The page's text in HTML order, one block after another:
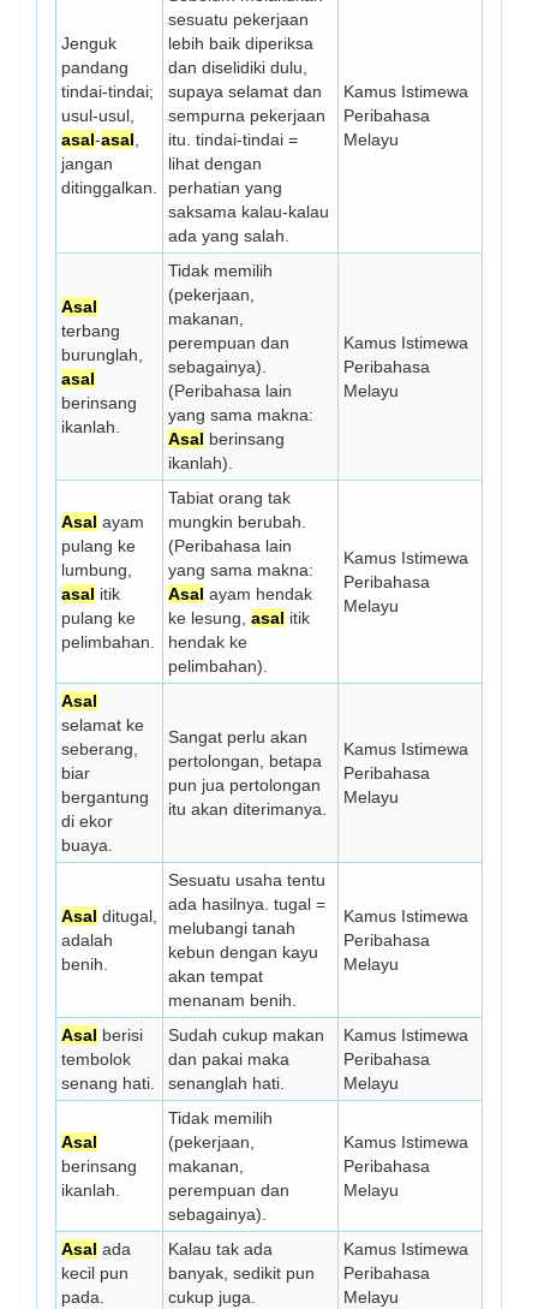
Jenguk
pandang
tindai-tindai;
usul-usul,
asal-asal
jangan
ditinggalkan.
sesuatu pekerjaan
lebih baik diperiksa
dan diselidiki dulu,
supaya selamat dan
sempurna pekerjaan
itu. tindai-tindai =
lihat dengan
perhatian yang
saksama kalau-kalau
ada yang salah.
Kamus Istimewa
Peribahasa
Melayu
Asal
terbang
burunglah,
asal
berinsang
ikanlah.
Tidak memilih
(pekerjaan,
makanan,
perempuan dan
sebagainya).
(Peribahasa lain
yang sama makna:
Asal berinsang
ikanlah).
Kamus Istimewa
Peribahasa
Melayu
Asal ayam
pulang ke
lumbung,
asal itik
pulang ke
pelimbahan.
Tabiat orang tak
mungkin berubah.
(Peribahasa lain
yang sama makna:
Asal ayam hendak
ke lesung, asal itik
hendak ke
pelimbahan).
Kamus Istimewa
Peribahasa
Melayu
Asal
selamat ke
seberang,
biar
bergantung
di ekor
buaya.
Sangat perlu akan
pertolongan, betapa
pun jua pertolongan
itu akan diterimanya.
Kamus Istimewa
Peribahasa
Melayu
Asal ditugal,
adalah
benih.
Sesuatu usaha tentu
ada hasilnya. tugal =
melubangi tanah
kebun dengan kayu
akan tempat
menanam benih.
Kamus Istimewa
Peribahasa
Melayu
Asal berisi
tembolok
senang hati.
Sudah cukup makan
dan pakai maka
senanglah hati.
Kamus Istimewa
Peribahasa
Melayu
Asal
berinsang
ikanlah.
Tidak memilih
(pekerjaan,
makanan,
perempuan dan
sebagainya).
Kamus Istimewa
Peribahasa
Melayu
Asal ada
kecil pun
pada.
Kalau tak ada
banyak, sedikit pun
cukup juga.
Kamus Istimewa
Peribahasa
Melayu